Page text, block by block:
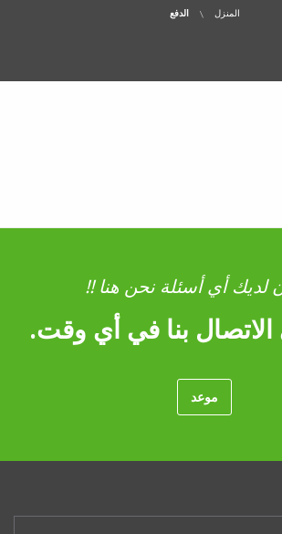
المنزل الدفع
لديك أي أسئلة نحن هنا !!
الاتصال بنا في أي وقت.
موعد